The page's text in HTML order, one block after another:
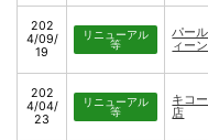
202
4/09/
19
リニューアル
等
パー
ィーン
202
4/04/
23
リニューアル
等
キコ
店